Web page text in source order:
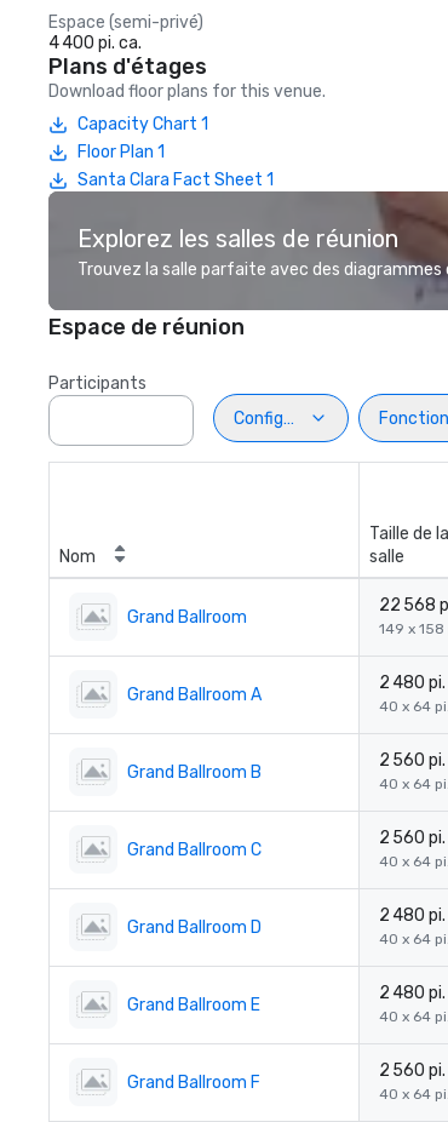
Espace (semi-privé)
4 400 pi. ca.
Plans d'étages
Download floor plans for this venue.
Capacity Chart 1
Floor Plan 1
Santa Clara Fact Sheet 1
Explorez les salles de réunion
Trouvez la salle parfaite avec des
Espace de réunion
Participants
Configuration
Nom
Taille de la
salle
Grand Ballroom
22 568
149 x 158
Grand Ballroom A
2 480 pi.
40 x 64
Grand Ballroom B
2 560 pi.
40 x 64
Grand Ballroom C
2 560 pi.
40 x 64
Grand Ballroom D
2 480 pi.
40 x 64
Grand Ballroom E
2 480 pi.
40 x 64
Grand Ballroom F
2 560 pi.
40 x 64